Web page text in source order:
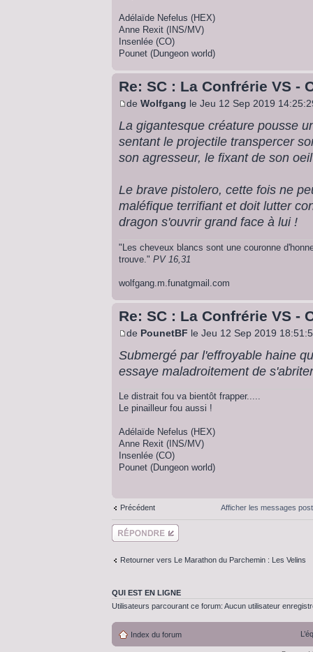
Adélaïde Nefelus (HEX)
Anne Rexit (INS/MV)
Insenlée (CO)
Pounet (Dungeon world)
Re: SC : La Confrérie VS -
de Wolfgang le Jeu 12 Sep 2019
La gigantesque créature pousse
sentant le projectile transpercer
son agresseur, le fixant de son
Le brave pistolero, cette fois ne
maléfique terrifiant et doit lutter
dragon s'ouvrir grand face à lui !
"Les cheveux blancs sont une couronne
trouve." PV 16,31
wolfgang.m.funatgmail.com
Re: SC : La Confrérie VS -
de PounetBF le Jeu 12 Sep 2019
Submergé par l'effroyable haine
essaye maladroitement de
Le distrait fou va bientôt frapper.....
Le pinailleur fou aussi !
Adélaïde Nefelus (HEX)
Anne Rexit (INS/MV)
Insenlée (CO)
Pounet (Dungeon world)
Précédent Afficher les messages
Répondre
Retourner vers Le Marathon du Parchemin : Les Velins
QUI EST EN LIGNE
Utilisateurs parcourant ce forum: Aucun utilisateur
Index du forum